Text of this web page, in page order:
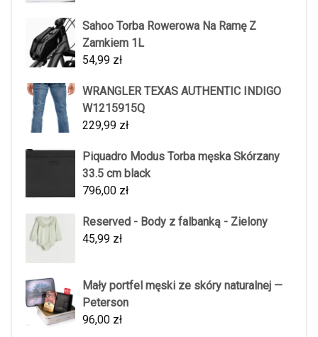
Sahoo Torba Rowerowa Na Ramę Z
Zamkiem 1L
54,99 zł
WRANGLER TEXAS AUTHENTIC INDIGO
W1215915Q
229,99 zł
Piquadro Modus Torba męska Skórzany
33.5 cm black
796,00 zł
Reserved - Body z falbanką - Zielony
45,99 zł
Mały portfel męski ze skóry naturalnej —
Peterson
96,00 zł